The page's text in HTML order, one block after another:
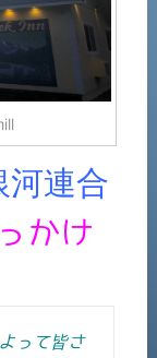
河連合
かけ
って皆さ